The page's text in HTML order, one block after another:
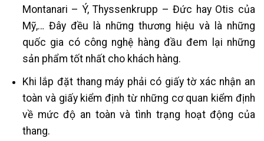
Montanari – Ý, Thyssenkrupp – Đức hay Otis của
Mỹ,… Đây đều là những thương hiệu và là những
quốc gia có công nghệ hàng đầu đem lại những
sản phẩm tốt nhất cho khách hàng.
Khi lắp đặt thang máy phải có giấy tờ xác nhận an
toàn và giấy kiểm định từ những cơ quan kiểm định
về mức độ an toàn và tình trạng hoạt động của
thang.